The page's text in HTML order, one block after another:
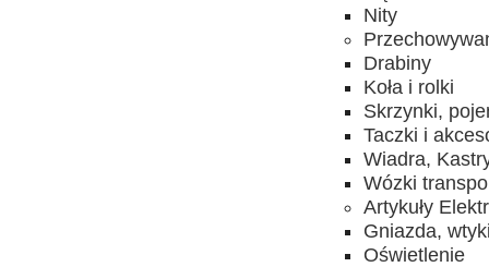
Nity
Drabiny
Koła i rolki
Skrzynki,
Taczki i
Wiadra,
Wózki
Artykuły
Gniazda,
Oświetlenie